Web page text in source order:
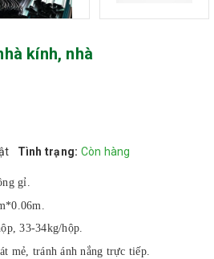
kính, nhà
Tình trạng: Còn hàng
gỉ.
33-34kg/hộp.
mẻ, tránh ánh nắng trực tiếp.